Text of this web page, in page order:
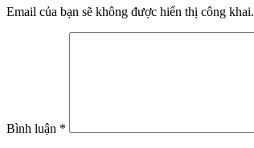
Email của bạn sẽ không được hiển thị công khai.
Bình luận *